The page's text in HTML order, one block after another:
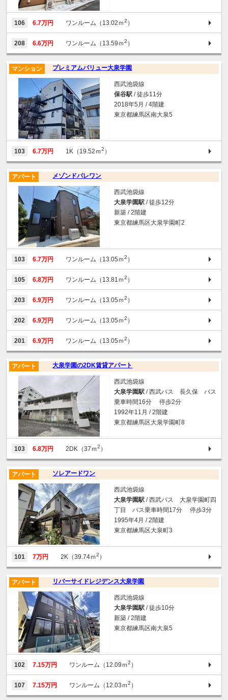
106 6.7万円 ワンルーム（13.02ｍ2 ）
208 6.6万円 ワンルーム（13.59ｍ2 ）
プレミアムバリュー大泉学園
マンション
西武池袋線
保谷駅 / 徒歩11分
2018年5月 / 4階建
東京都練馬区南大泉5
103 6.7万円 1K（19.52ｍ2 ）
メゾンドパレワン
アパート
西武池袋線
大泉学園駅 / 徒歩12分
新築 / 2階建
東京都練馬区大泉学園町2
103 6.7万円 ワンルーム（13.05ｍ2 ）
105 6.8万円 ワンルーム（13.81ｍ2 ）
203 6.9万円 ワンルーム（13.05ｍ2 ）
202 6.9万円 ワンルーム（13.05ｍ2 ）
201 6.9万円 ワンルーム（13.05ｍ2 ）
大泉学園の2DK賃貸アパート
アパート
西武池袋線
大泉学園駅 / 西武バス 長久保 バス
乗車時間16分 停歩2分
1992年11月 / 2階建
東京都練馬区大泉学園町8
103 6.8万円 2DK（37ｍ2 ）
ソレアードワン
アパート
西武池袋線
大泉学園駅 / 西武バス 大泉学園町四
丁目 バス乗車時間17分 停歩3分
1995年4月 / 2階建
東京都練馬区大泉町3
101 7万円 2K（39.74ｍ2 ）
リバーサイドレジデンス大泉学園
アパート
西武池袋線
大泉学園駅 / 徒歩10分
新築 / 2階建
東京都練馬区南大泉5
102 7.15万円 ワンルーム（12.09ｍ2 ）
107 7.15万円 ワンルーム（12.03ｍ2 ）